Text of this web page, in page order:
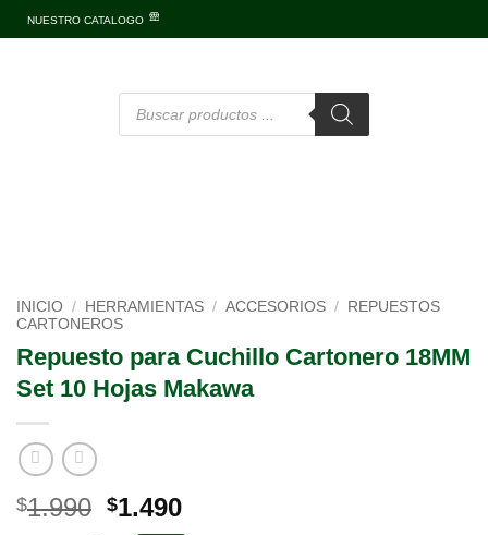
NUESTRO CATALOGO
INICIO / HERRAMIENTAS / ACCESORIOS /
REPUESTOS
CARTONEROS
Repuesto para Cuchillo Cartonero 18MM
Set 10 Hojas Makawa
$1.990 $1.490